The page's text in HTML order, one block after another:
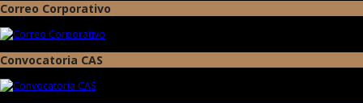
Correo Corporativo
Convocatoria CAS